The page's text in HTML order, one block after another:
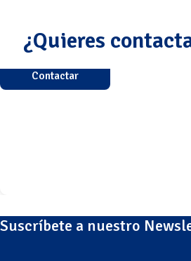
¿Quieres
Contactar
Suscríbete a nuestro